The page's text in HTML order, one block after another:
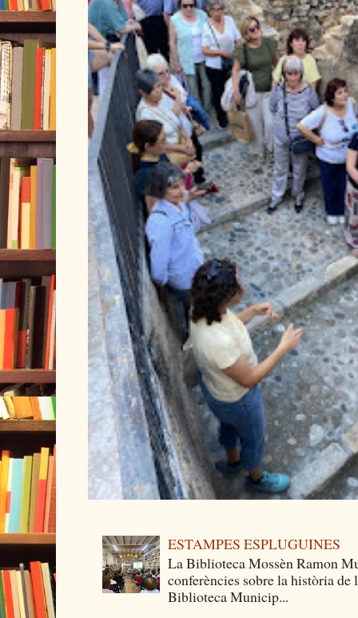
ESTAMPES ESPLUGUINES
La Biblioteca Mossèn Ramon
conferències sobre la història
Biblioteca Municip...